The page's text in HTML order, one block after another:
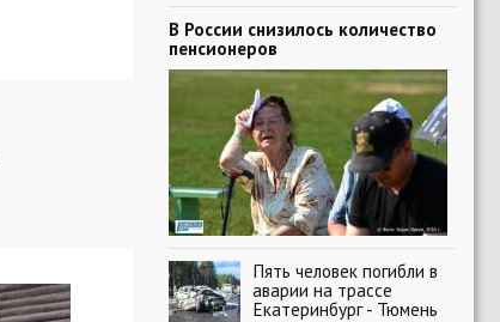
В России снизилось количество
пенсионеров
Пять человек погибли в
аварии на трассе
Екатеринбург - Тюмень